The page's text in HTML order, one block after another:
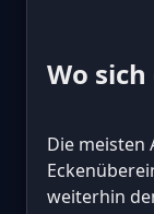
Wo
Die meisten
weiterhin